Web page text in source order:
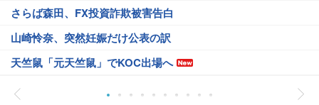
さらば森田、FX投資詐欺被害告白
山崎怜奈、突然妊娠だけ公表の訳
天竺鼠「元天竺鼠」でKOC出場へ